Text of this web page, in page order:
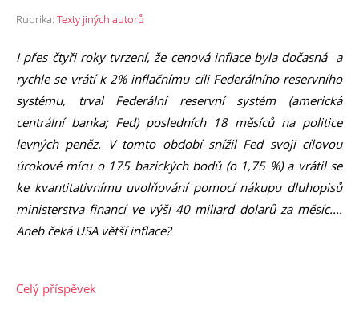
Rubrika: Texty jiných autorů
I přes čtyři roky tvrzení, že cenová inflace byla dočasná a
rychle se vrátí k 2% inflačnímu cíli Federálního reservního
systému, trval Federální reservní systém (americká
centrální banka; Fed) posledních 18 měsíců na politice
levných peněz. V tomto období snížil Fed svoji cílovou
úrokové míru o 175 bazických bodů (o 1,75 %) a vrátil se
ke kvantitativnímu uvolňování pomocí nákupu dluhopisů
ministerstva financí ve výši 40 miliard dolarů za měsíc....
Aneb čeká USA větší inflace?
Celý příspěvek